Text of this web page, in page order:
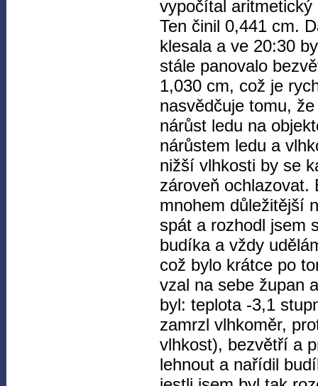
vypočítal
Ten činil 0,441 cm.
klesala a ve 20:30
stále panovalo
1,030 cm, což je
nasvědčuje tomu,
nárůst ledu na
nárůstem ledu a
nižší vlhkosti by se
zároveň
mnohem důležitější
spát a rozhodl jsem
budíka a vždy
což bylo krátce po
vzal na sebe župan
byl: teplota -3,1
zamrzl vlhkoměr,
vlhkost), bezvětří a
lehnout a nařídil